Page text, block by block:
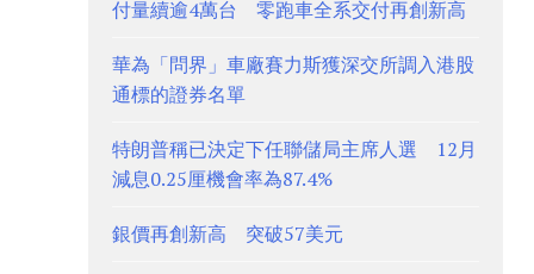
付量續逾4萬台 零跑車全系交付再創新高
華為「問界」車廠賽力斯獲深交所調入港股
通標的證券名單
特朗普稱已決定下任聯儲局主席人選 12月
減息0.25厘機會率為87.4%
銀價再創新高 突破57美元